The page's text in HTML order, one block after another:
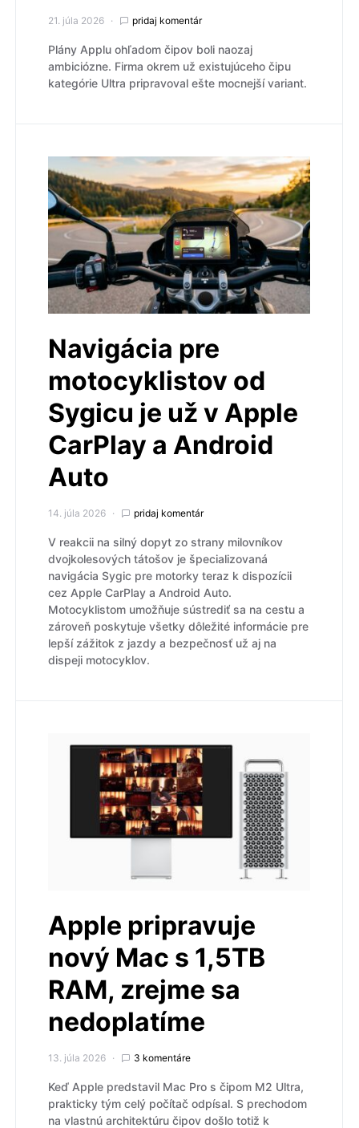
21. júla 2026 pridaj komentár
Plány Applu ohľadom čipov boli naozaj
ambiciózne. Firma okrem už existujúceho čipu
kategórie Ultra pripravoval ešte mocnejší variant.
Navigácia pre
motocyklistov od
Sygicu je už v Apple
CarPlay a Android
Auto
14. júla 2026 pridaj komentár
V reakcii na silný dopyt zo strany milovníkov
dvojkolesových tátošov je špecializovaná
navigácia Sygic pre motorky teraz k dispozícii
cez Apple CarPlay a Android Auto.
Motocyklistom umožňuje sústrediť sa na cestu a
zároveň poskytuje všetky dôležité informácie pre
lepší zážitok z jazdy a bezpečnosť už aj na
dispeji motocyklov.
Apple pripravuje
nový Mac s 1,5TB
RAM, zrejme sa
nedoplatíme
13. júla 2026 3 komentáre
Keď Apple predstavil Mac Pro s čipom M2 Ultra,
prakticky tým celý počítač odpísal. S prechodom
na vlastnú architektúru čipov došlo totiž k